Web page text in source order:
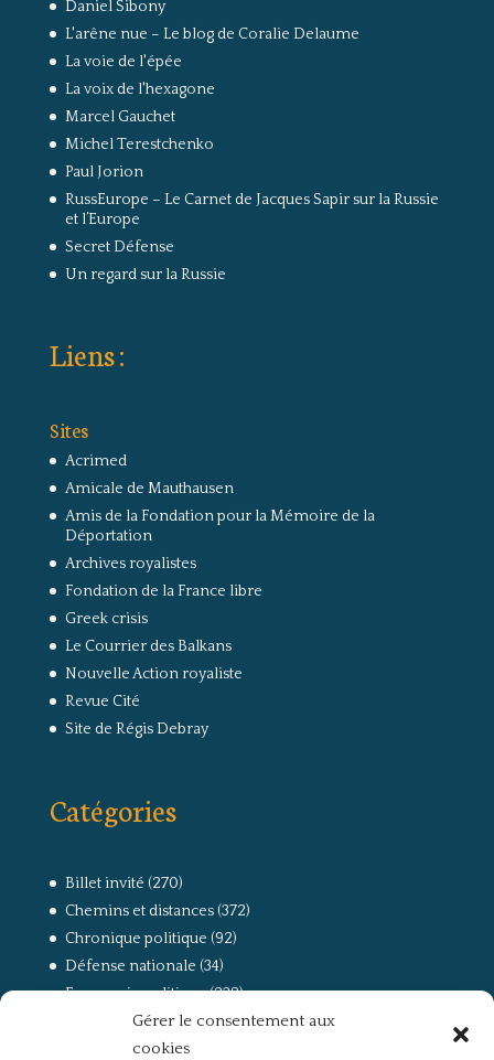
Gérer le consentement aux
cookies
Daniel Sibony
L'arêne nue – Le blog de Coralie Delaume
La voie de l'épée
La voix de l'hexagone
Marcel Gauchet
Michel Terestchenko
Paul Jorion
RussEurope – Le Carnet de Jacques Sapir sur la Russie
et l’Europe
Secret Défense
Un regard sur la Russie
Liens :
Sites
Acrimed
Amicale de Mauthausen
Amis de la Fondation pour la Mémoire de la
Déportation
Archives royalistes
Fondation de la France libre
Greek crisis
Le Courrier des Balkans
Nouvelle Action royaliste
Revue Cité
Site de Régis Debray
Catégories
Billet invité (270)
Chemins et distances(372)
Chronique politique (92)
Défense nationale (34)
Economie politique(238)
(168)
La guerre, la Résistance et la Déportation